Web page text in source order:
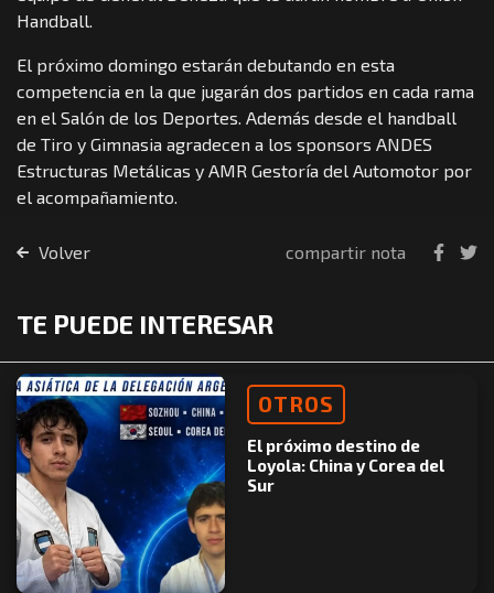
Handball.
El próximo domingo estarán debutando en esta
competencia en la que jugarán dos partidos en cada rama
en el Salón de los Deportes. Además desde el handball
de Tiro y Gimnasia agradecen a los sponsors ANDES
Estructuras Metálicas y AMR Gestoría del Automotor por
el acompañamiento.
Volver compartir nota
TE PUEDE INTERESAR
OTROS
El próximo destino de
Loyola: China y Corea del
Sur